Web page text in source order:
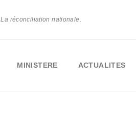
La réconciliation nationale.
MINISTERE ACTUALITES